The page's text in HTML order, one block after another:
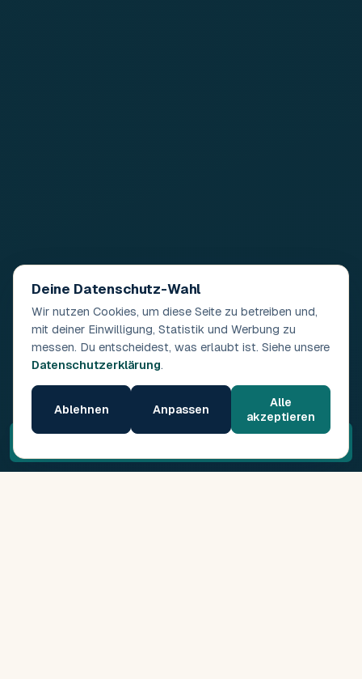
Deine Datenschutz-Wahl
Wir nutzen Cookies, um diese Seite zu betreiben und,
mit deiner Einwilligung, Statistik und Werbung zu
messen. Du entscheidest, was erlaubt ist. Siehe unsere
Datenschutzerklärung.
Ablehnen Anpassen
Alle
akzeptieren